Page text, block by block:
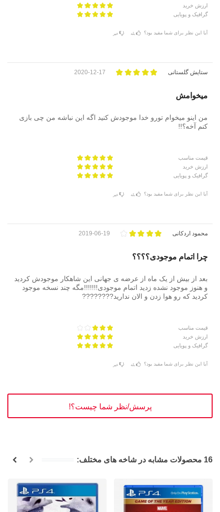
ارزش خرید
گرافیک و پویایی
آیا این نظر برای شما مفید بود؟ بله خیر
ستایش گلستانی 2020-12-17
میخوامش
من اینو میخوام تورو خدا موجودش کنید اگه این نباشه من چی بازی
کنم آخه؟!!
قیمت مناسب
ارزش خرید
گرافیک و پویایی
آیا این نظر برای شما مفید بود؟ بله خیر
محمود اردکانی 2019-06-19
چرا اتمام موجودی؟؟؟؟
بعد از بیش از یک ماه از عرضه ی جهانی این شاهکار موجودش کردید
و هنوز موجود نشده زدید اتمام موجودی!!!!!!!مگه چند نسخه موجود
کردید که رو هوا زدن و الان ندارید????????
قیمت مناسب
ارزش خرید
گرافیک و پویایی
آیا این نظر برای شما مفید بود؟ بله خیر
پرسش/نظر شما چیست؟!
16 محصولات مشابه در شاخه های مختلف: